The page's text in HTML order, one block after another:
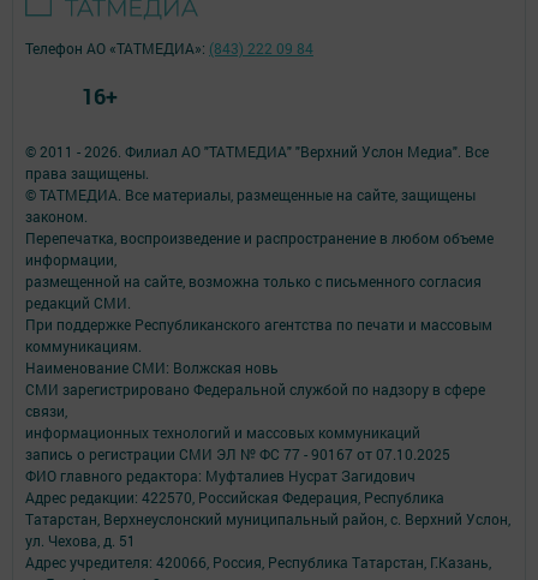
© 2011 - 2026. Филиал АО "ТАТМЕДИА" "Верхний Услон Медиа". Все
права защищены.
© ТАТМЕДИА. Все материалы, размещенные на сайте, защищены
законом.
Перепечатка, воспроизведение и распространение в любом объеме
информации,
размещенной на сайте, возможна только с письменного согласия
редакций СМИ.
При поддержке Республиканского агентства по печати и массовым
коммуникациям.
Наименование СМИ: Волжская новь
СМИ зарегистрировано Федеральной службой по надзору в сфере
связи,
информационных технологий и массовых коммуникаций
запись о регистрации СМИ ЭЛ № ФС 77 - 90167 от 07.10.2025
ФИО главного редактора: Муфталиев Нусрат Загидович
Адрес редакции: 422570, Российская Федерация, Республика
Татарстан, Верхнеуслонский муниципальный район, с. Верхний Услон,
ул. Чехова, д. 51
Адрес учредителя: 420066, Россия, Республика Татарстан, Г.Казань,
Телефон АО «ТАТМЕДИА»: (843) 222 09 84
16+